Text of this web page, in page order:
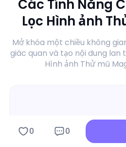
Các Tính Năng
Lọc Hình ảnh
Mở khóa một chiều không
giác quan và tạo nội dung lan
Hình ảnh Thử mũ
0 0